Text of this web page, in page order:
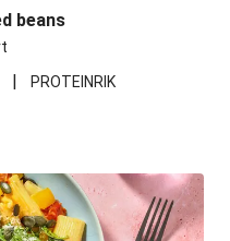
beans
| PROTEINRIK